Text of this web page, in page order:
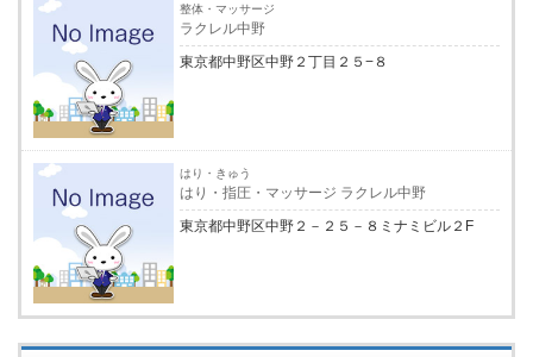
整体・マッサージ
ラクレル中野
東京都中野区中野２丁目２５−８
はり・きゅう
はり・指圧・マッサージ ラクレル中野
東京都中野区中野２－２５－８ミナミビル２F